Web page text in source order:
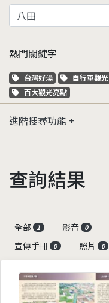
熱門關鍵字
關鍵字標籤
台灣好湯 關鍵字標籤
自行車觀光
關鍵字標籤
百大觀光亮點
進階搜尋功能
查詢結果
全部
1 影音 0
宣傳手冊 0 照片 0